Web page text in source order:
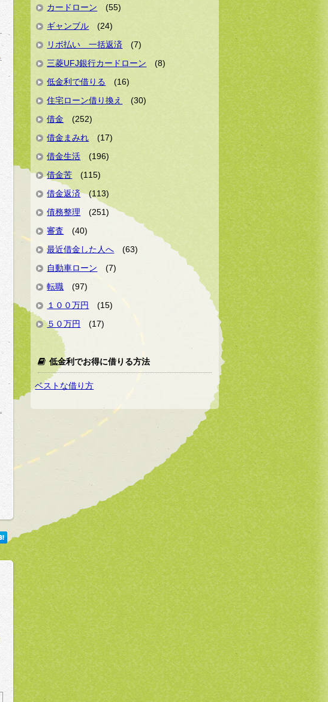
カードローン
(55)
ギャンブル
(24)
リボ払い 一括返済
(7)
三菱UFJ銀行カードローン
(8)
低金利で借りる
(16)
住宅ローン借り換え
(30)
借金
(252)
借金まみれ
(17)
借金生活
(196)
借金苦
(115)
借金返済
(113)
債務整理
(251)
審査
(40)
最近借金した人へ
(63)
自動車ローン
(7)
転職
(97)
１００万円
(15)
５０万円
(17)
低金利でお得に借りる方法
ベストな借り方